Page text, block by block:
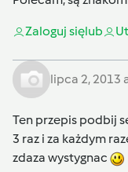
Zaloguj sięlub
lipca 2, 2013
Ten przepis podbij
3 raz i za każdym
zdaza wystygnac